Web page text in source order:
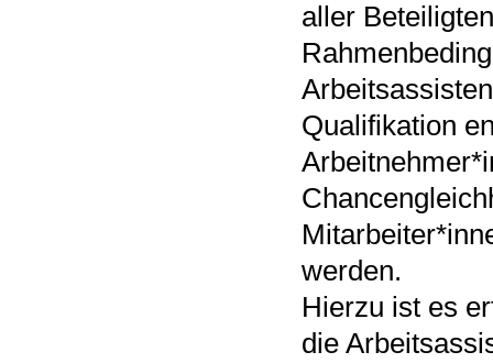
aller
Qualifikation
werden.
Hierzu ist es
die